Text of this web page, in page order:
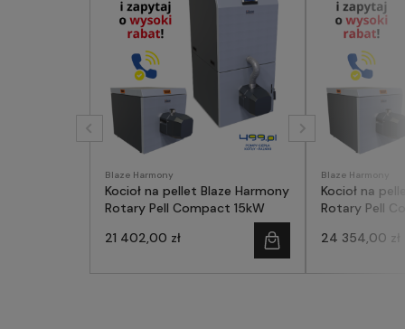
Blaze Harmony
Kocioł na pellet Blaze Harmony
Rotary Pell Compact 15kW
21 402,00 zł
Blaze Harmony
Kocioł na
24 354,00 zł